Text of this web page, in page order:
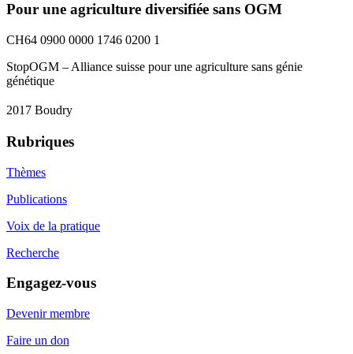
Pour une agriculture diversifiée sans OGM
CH64 0900 0000 1746 0200 1
StopOGM – Alliance suisse pour une agriculture sans génie
génétique
2017 Boudry
Rubriques
Thèmes
Publications
Voix de la pratique
Recherche
Engagez-vous
Devenir membre
Faire un don